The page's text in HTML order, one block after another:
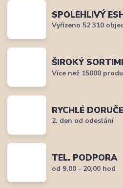
SPOLEHLIVÝ
Vyřízeno 52 310
ŠIROKÝ
Více než 15000
RYCHLÉ
2. den od odeslání
TEL. PODPORA
od 9,00 - 20,00 hod